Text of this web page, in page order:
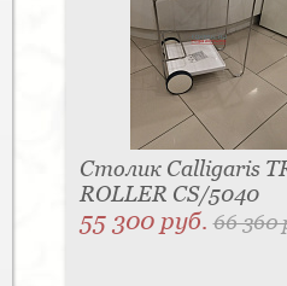
Столик Calligaris
ROLLER CS/5040
55 300 руб.66 360